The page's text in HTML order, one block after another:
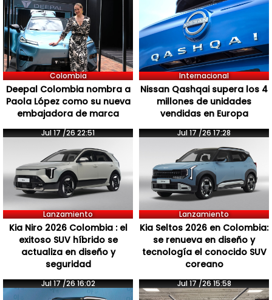
Colombia
Deepal Colombia nombra a
Paola López como su nueva
embajadora de marca
Internacional
Nissan Qashqai supera los 4
millones de unidades
vendidas en Europa
Jul 17 /26 22:51
Lanzamiento
Kia Niro 2026 Colombia : el
exitoso SUV híbrido se
actualiza en diseño y
seguridad
Jul 17 /26 17:28
Lanzamiento
Kia Seltos 2026 en Colombia:
se renueva en diseño y
tecnología el conocido SUV
coreano
Jul 17 /26 16:02 Jul 17 /26 15:58